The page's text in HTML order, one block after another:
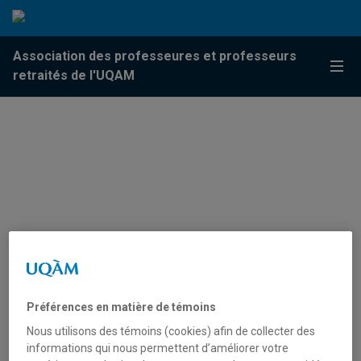
Passer au contenu
Accéder au menu principal
Accéder à la recherche
Passer au contenu
Accéder au menu principal
Association des professeures et professeurs
retraités de l'UQAM
Menu
In memoriam
Préférences en matière de témoins
Nous utilisons des témoins (cookies) afin de collecter des
informations qui nous permettent d’améliorer votre